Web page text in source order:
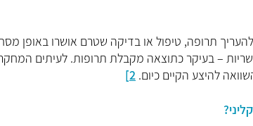
תרופה, טיפול או בדיקה שטרם אושרו באופן
–בעיקר כתוצאה מקבלת תרופות. לעיתים המחקר
להיצע הקיים כיום.
2]